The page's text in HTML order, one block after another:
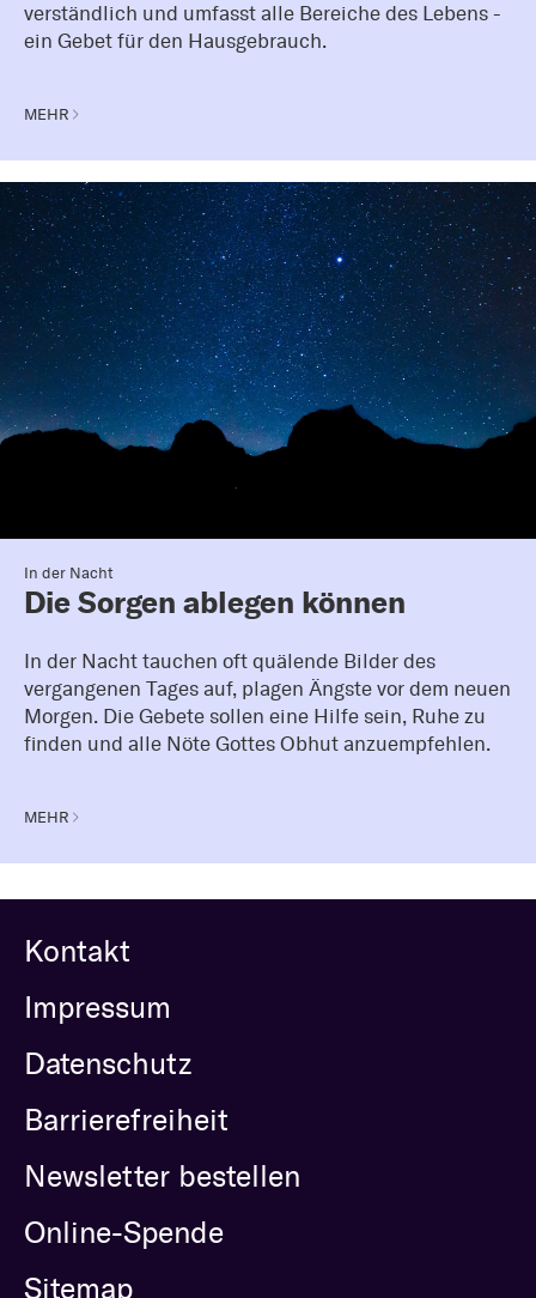
verständlich und umfasst alle Bereiche des Lebens -
ein Gebet für den Hausgebrauch.
MEHR
In der Nacht
Die Sorgen ablegen können
In der Nacht tauchen oft quälende Bilder des
vergangenen Tages auf, plagen Ängste vor dem neuen
Morgen. Die Gebete sollen eine Hilfe sein, Ruhe zu
finden und alle Nöte Gottes Obhut anzuempfehlen.
MEHR
Kontakt
Impressum
Datenschutz
Barrierefreiheit
Newsletter bestellen
Online-Spende
Sitemap